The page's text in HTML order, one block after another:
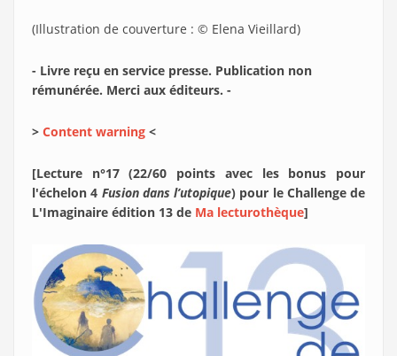
(Illustration de couverture : © Elena Vieillard)
- Livre reçu en service presse. Publication non
rémunérée. Merci aux éditeurs. -
> Content warning <
[Lecture n°17 (22/60 points avec les bonus pour
l'échelon 4 Fusion dans l’utopique) pour le Challenge de
L'Imaginaire édition 13 de Ma lecturothèque]